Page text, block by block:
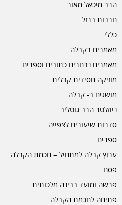
הרב מיכאל מאור
חרבות ברזל
כללי
מאמרים בקבלה
מאמרים נבחרים כתובים וספרים
מוזיקה חסידית קבלית
מושגים ב- קבלה
ניוזלטר הרב גוטליב
סדרות שיעורים לצפייה
ספרים
ערוץ קבלה למתחיל – חכמת הקבלה
פסח
פרשה ומועד בבינה מלכותית
פתיחה לחכמת הקבלה